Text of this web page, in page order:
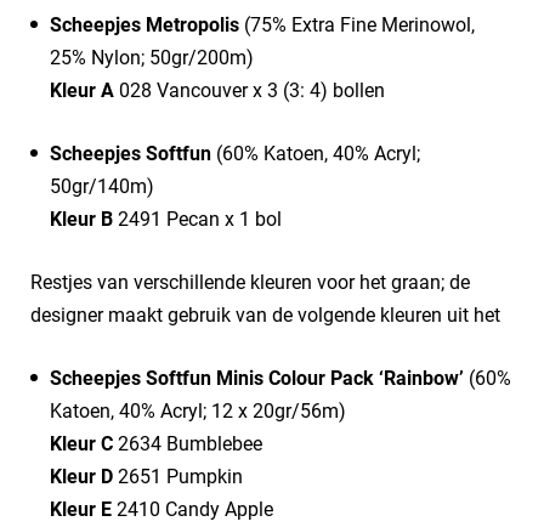
Scheepjes Metropolis (75% Extra Fine Merinowol,
25% Nylon; 50gr/200m)
Kleur A 028 Vancouver x 3 (3: 4) bollen
Scheepjes Softfun (60% Katoen, 40% Acryl;
50gr/140m)
Kleur B 2491 Pecan x 1 bol
Restjes van verschillende kleuren voor het graan; de
designer maakt gebruik van de volgende kleuren uit het
Scheepjes Softfun Minis Colour Pack ‘Rainbow’ (60%
Katoen, 40% Acryl; 12 x 20gr/56m)
​Kleur C 2634 Bumblebee
​Kleur D 2651 Pumpkin
Kleur E 2410 Candy Apple